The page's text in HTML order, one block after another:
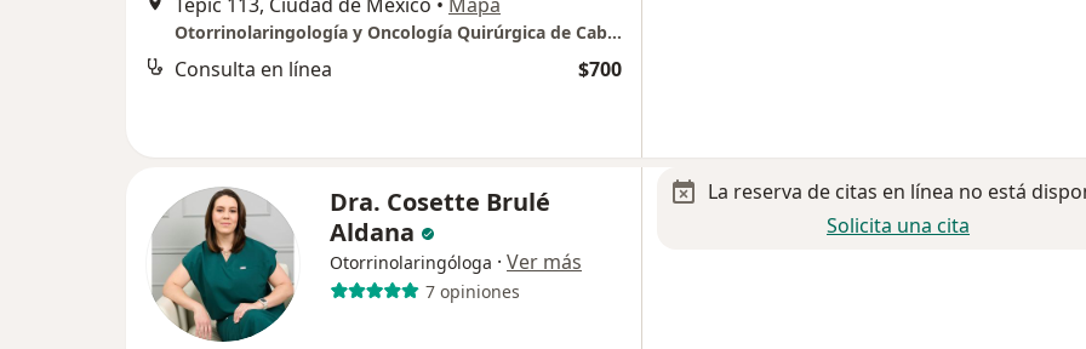
Otorrinolaringología y Oncología Quirúrgica de Cabeza y Cuello
Consulta en línea $700
Dra. Cosette Brulé
Aldana
Otorrinolaringóloga · Ver más
7 opiniones
La reserva de citas en línea no está
Solicita una cita